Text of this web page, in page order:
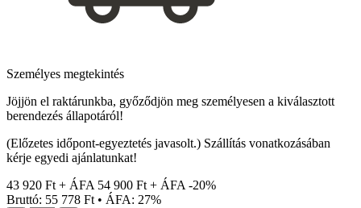
Személyes megtekintés
Jöjjön el raktárunkba, győződjön meg személyesen a kiválasztott
berendezés állapotáról!
(Előzetes időpont-egyeztetés javasolt.) Szállítás vonatkozásában
kérje egyedi ajánlatunkat!
43 920 Ft + ÁFA 54 900 Ft + ÁFA -20%
Bruttó: 55 778 Ft • ÁFA: 27%